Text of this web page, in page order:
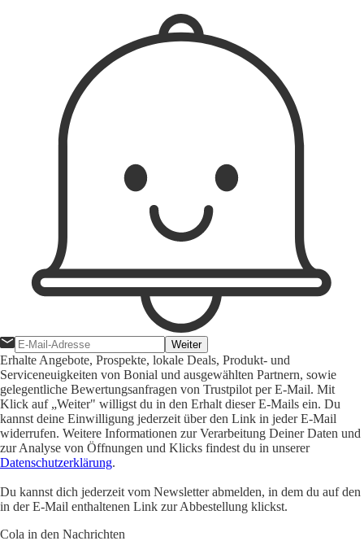
Weiter
Erhalte Angebote, Prospekte, lokale Deals, Produkt- und
Serviceneuigkeiten von Bonial und ausgewählten Partnern, sowie
gelegentliche Bewertungsanfragen von Trustpilot per E-Mail. Mit
Klick auf „Weiter" willigst du in den Erhalt dieser E-Mails ein. Du
kannst deine Einwilligung jederzeit über den Link in jeder E-Mail
widerrufen. Weitere Informationen zur Verarbeitung Deiner Daten und
zur Analyse von Öffnungen und Klicks findest du in unserer
Datenschutzerklärung.
Du kannst dich jederzeit vom Newsletter abmelden, in dem du auf den
in der E-Mail enthaltenen Link zur Abbestellung klickst.
Cola in den Nachrichten